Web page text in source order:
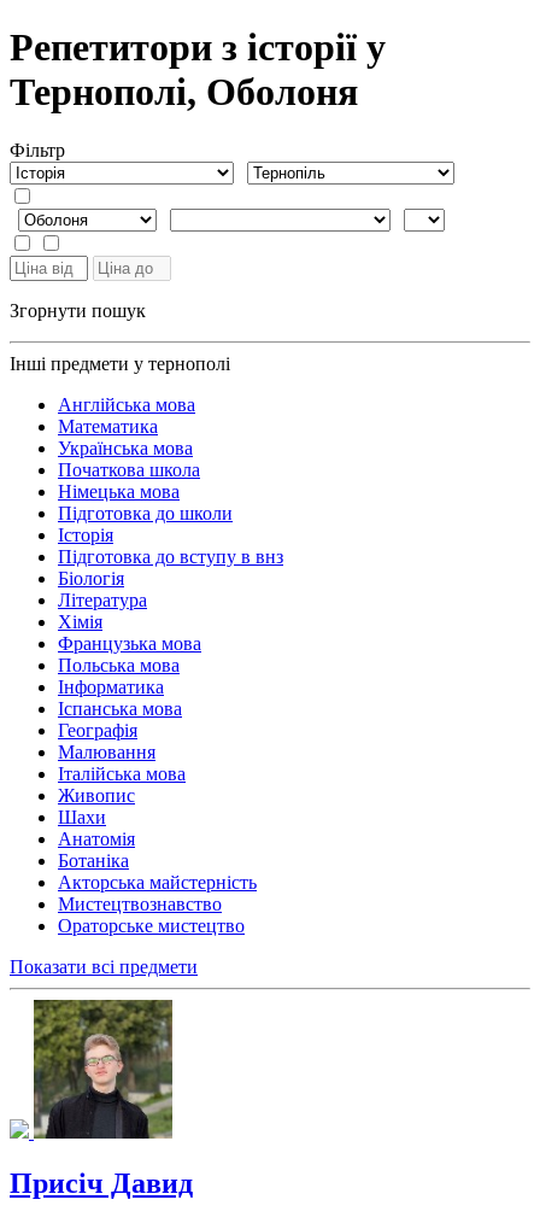
Репетитори з історії у
Тернополі, Оболоня
Фiльтр
Згорнути пошук
Інші предмети у тернополі
Англійська мова
Математика
Українська мова
Початкова школа
Німецька мова
Підготовка до школи
Історія
Підготовка до вступу в внз
Біологія
Література
Хімія
Французька мова
Польська мова
Інформатика
Іспанська мова
Географія
Малювання
Італійська мова
Живопис
Шахи
Анатомія
Ботаніка
Акторська майстерність
Мистецтвознавство
Ораторське мистецтво
Показати всі предмети
Присіч Давид